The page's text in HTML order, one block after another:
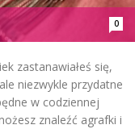
0
zastanawiałeś się,
niezwykle przydatne
w codziennej
znaleźć agrafki i